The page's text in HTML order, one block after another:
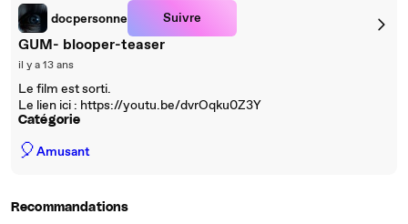
docpersonne Suivre
GUM- blooper-teaser
il y a 13 ans
Le film est sorti.
Le lien ici : https://youtu.be/dvrOqku0Z3Y
Catégorie
🎈Amusant
Recommandations